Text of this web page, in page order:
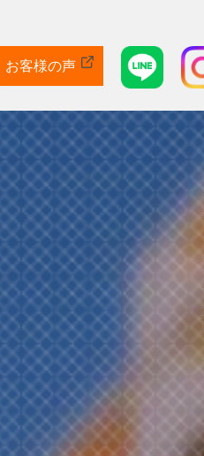
お客様の声